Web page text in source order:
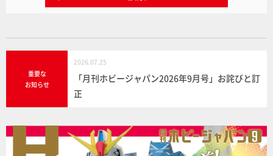
重要な
お知らせ
2026.07.25
「月刊ホビージャパン2026年9月号」お詫びと訂
正